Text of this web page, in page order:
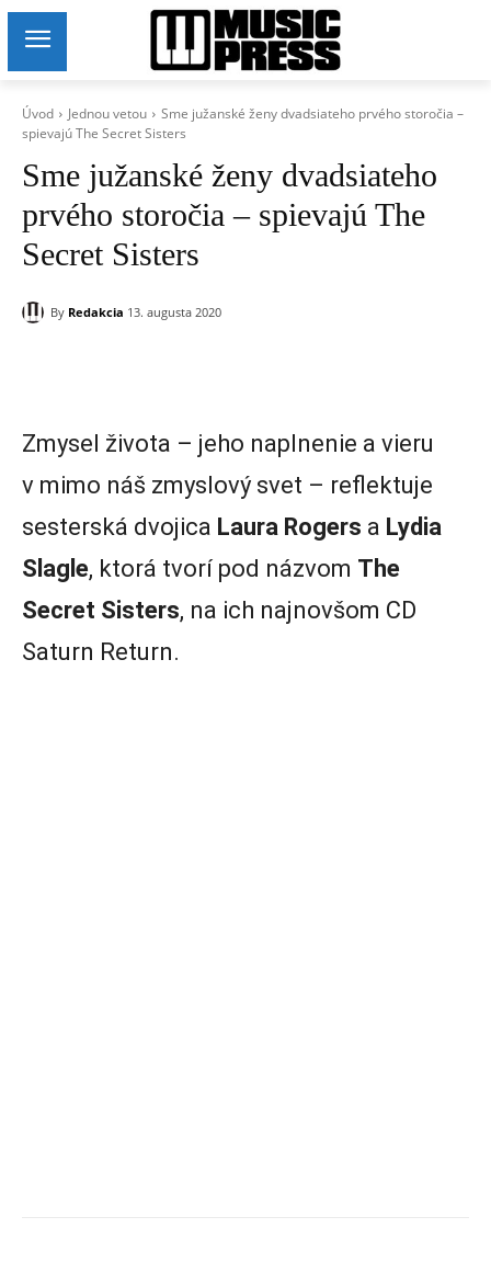
Úvod Jednou vetou
Sme južanské ženy dvadsiateho prvého storočia –
spievajú The Secret Sisters
Sme južanské ženy dvadsiateho
prvého storočia – spievajú The
Secret Sisters
By Redakcia 13. augusta 2020
Zmysel života – jeho naplnenie a vieru
v mimo náš zmyslový svet – reflektuje
sesterská dvojica Laura Rogers a Lydia
Slagle, ktorá tvorí pod názvom The
Secret Sisters, na ich najnovšom CD
Saturn Return.